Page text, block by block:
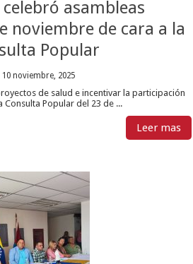
asambleas
noviembre de cara a la
Popular
10 noviembre, 2025
de salud e incentivar la participación
Consulta Popular del 23 de ...
Leer mas